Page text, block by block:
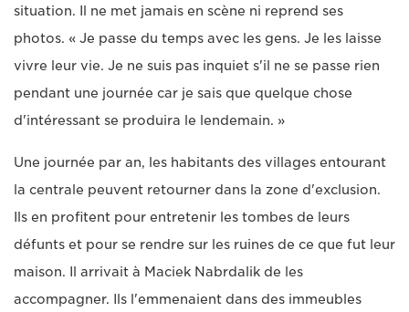
situation. Il ne met jamais en scène ni reprend ses
photos. « Je passe du temps avec les gens. Je les laisse
vivre leur vie. Je ne suis pas inquiet s'il ne se passe rien
pendant une journée car je sais que quelque chose
d'intéressant se produira le lendemain. »
Une journée par an, les habitants des villages entourant
la centrale peuvent retourner dans la zone d'exclusion.
Ils en profitent pour entretenir les tombes de leurs
défunts et pour se rendre sur les ruines de ce que fut leur
maison. Il arrivait à Maciek Nabrdalik de les
accompagner. Ils l'emmenaient dans des immeubles